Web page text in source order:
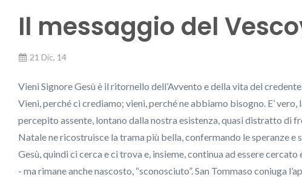
Il messaggio del
21 Dic, 14
Vieni Signore Gesù è il ritornello dell’Avvento e della vita del
Vieni, perché ci crediamo; vieni, perché ne abbiamo bisogno. E’
percepito assente, lontano dalla nostra esistenza, quasi distratto di
Natale ne ricostruisce la trama più bella, confermando le speranze
Gesù, quindi ci cerca e ci trova e, insieme, continua ad essere
- ma rimane anche nascosto, “sconosciuto”. San Tommaso coniuga